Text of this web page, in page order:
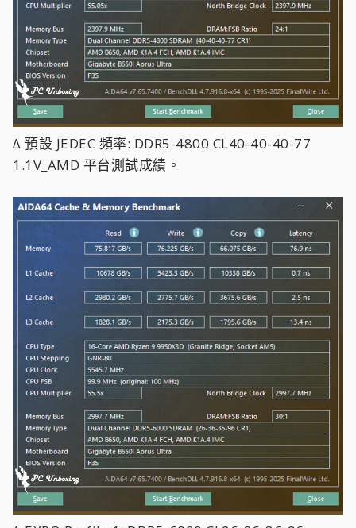
∆ 預設 JEDEC 頻率: DDR5-4800 CL40-40-40-77
1.1V_AMD 平台測試成績。